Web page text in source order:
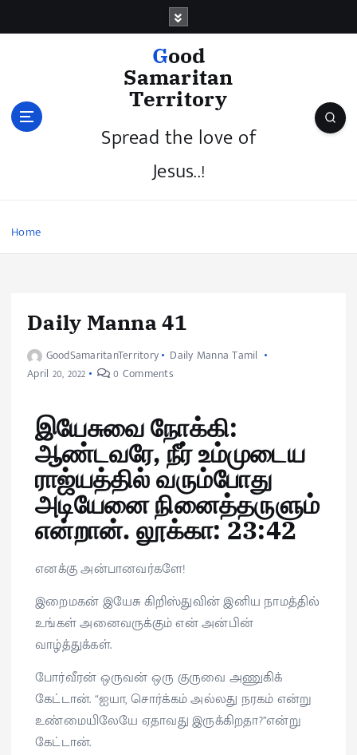
Good
Samaritan
Territory
Spread the love of
Jesus..!
Home
Daily Manna 41
GoodSamaritanTerritory
Daily Manna Tamil
April 20, 2022
0 Comments
இயேசுவை நோக்கி:
ஆண்டவரே, நீர் உம்முடைய
ராஜ்யத்தில் வரும்போது
அடியேனை நினைத்தருளும்
என்றான். லூக்கா: 23:42
எனக்கு அன்பானவர்களே!
இறைமகன் இயேசு கிறிஸ்துவின் இனிய நாமத்தில்
உங்கள் அனைவருக்கும் என் அன்பின்
வாழ்த்துக்கள்.
போர்வீரன் ஒருவன் ஒரு குருவை அணுகிக்
கேட்டான். “ஐயா, சொர்க்கம் அல்லது நரகம் என்று
உண்மையிலேயே ஏதாவது இருக்கிறதா?”என்று
கேட்டான்.